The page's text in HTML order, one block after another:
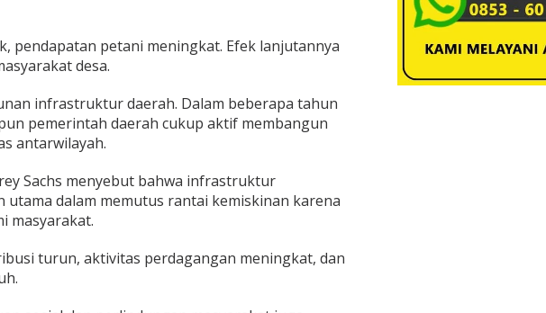
pendapatan petani meningkat. Efek lanjutannya
desa.
infrastruktur daerah. Dalam beberapa tahun
pemerintah daerah cukup aktif membangun
antarwilayah.
Sachs menyebut bahwa infrastruktur
dalam memutus rantai kemiskinan karena
masyarakat.
turun, aktivitas perdagangan meningkat, dan